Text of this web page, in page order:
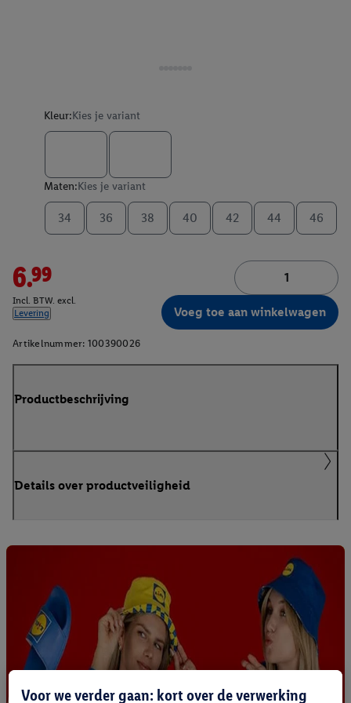
Kleur:Kies je variant
Maten:Kies je variant
34 36 38 40 42 44 46
6.99
Incl. BTW. excl.
Levering
Voeg toe aan winkelwagen
Artikelnummer: 100390026
Productbeschrijving
Details over productveiligheid
Voor we verder gaan: kort over de verwerking